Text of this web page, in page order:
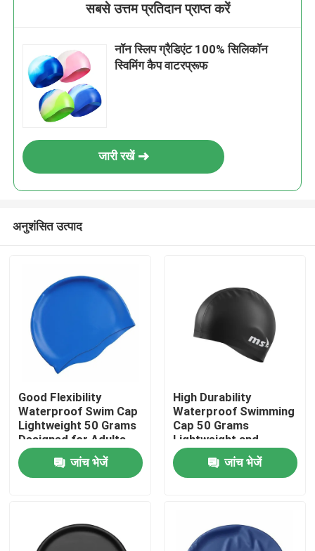
हमारे बारे में
सबसे उत्तम प्रतिदान प्राप्त करें
नॉन स्लिप ग्रैडिएंट 100% सिलिकॉन
स्विमिंग कैप वाटरप्रूफ
जारी रखें
अनुशंसित उत्पाद
Good Flexibility
Waterproof Swim Cap
Lightweight 50 Grams
Designed for Adults
and Children
Comfortable
Swimming Experience
जांच भेजें
High Durability
Waterproof Swimming
Cap 50 Grams
Lightweight and
Durable Design
Ensures Long Lasting
Comfortable Fit for
जांच भेजें